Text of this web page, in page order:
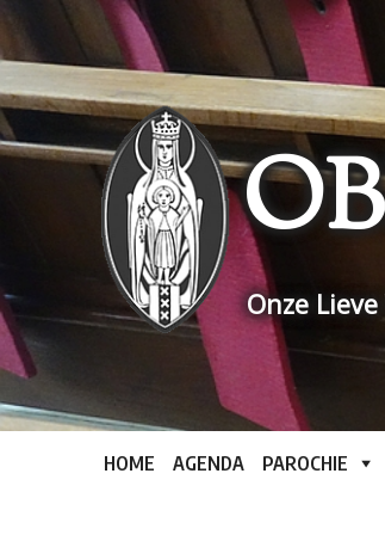
Skip
content
Onze
HOME AGENDA PAROCHIE